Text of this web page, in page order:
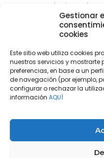
Gestionar
cookies
Este sitio web utiliza cookies
nuestros servicios y
preferencias, en base a un
de navegación (por ejemplo,
configurar o rechazar la
información AQUÍ
Tienda de
Tienda de
Tienda de
Tienda de muebles
Tienda de
Tienda de
Nuestras